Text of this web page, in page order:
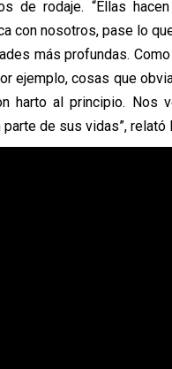
de rodaje. “Ellas
con nosotros, pase lo
más profundas.
ejemplo, cosas que
harto al principio.
de sus vidas”, relató